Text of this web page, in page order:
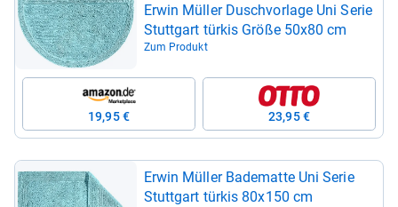
Erwin Mül­ler Dusch­vor­lage Uni Serie
Stutt­gart tür­kis Größe 50x80 cm
Zum Produkt
19,95 € 23,95 €
Erwin Mül­ler Bade­matte Uni Serie
Stutt­gart tür­kis 80x150 cm